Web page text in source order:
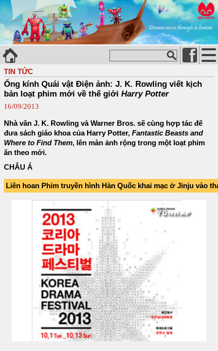
TIN TỨC
Ống kính Quái vật Điện ảnh: J. K. Rowling viết kịch
bản loạt phim mới về thế giới Harry Potter
16/09/2013
Nhà văn J. K. Rowling và Warner Bros. sẽ cùng hợp tác để
đưa sách giáo khoa của Harry Potter, Fantastic Beasts and
Where to Find Them, lên màn ảnh rộng trong một loạt phim
ăn theo mới.
CHÂU Á
Liên hoan Phim truyền hình Hàn Quốc khai mạc ở Jinju vào